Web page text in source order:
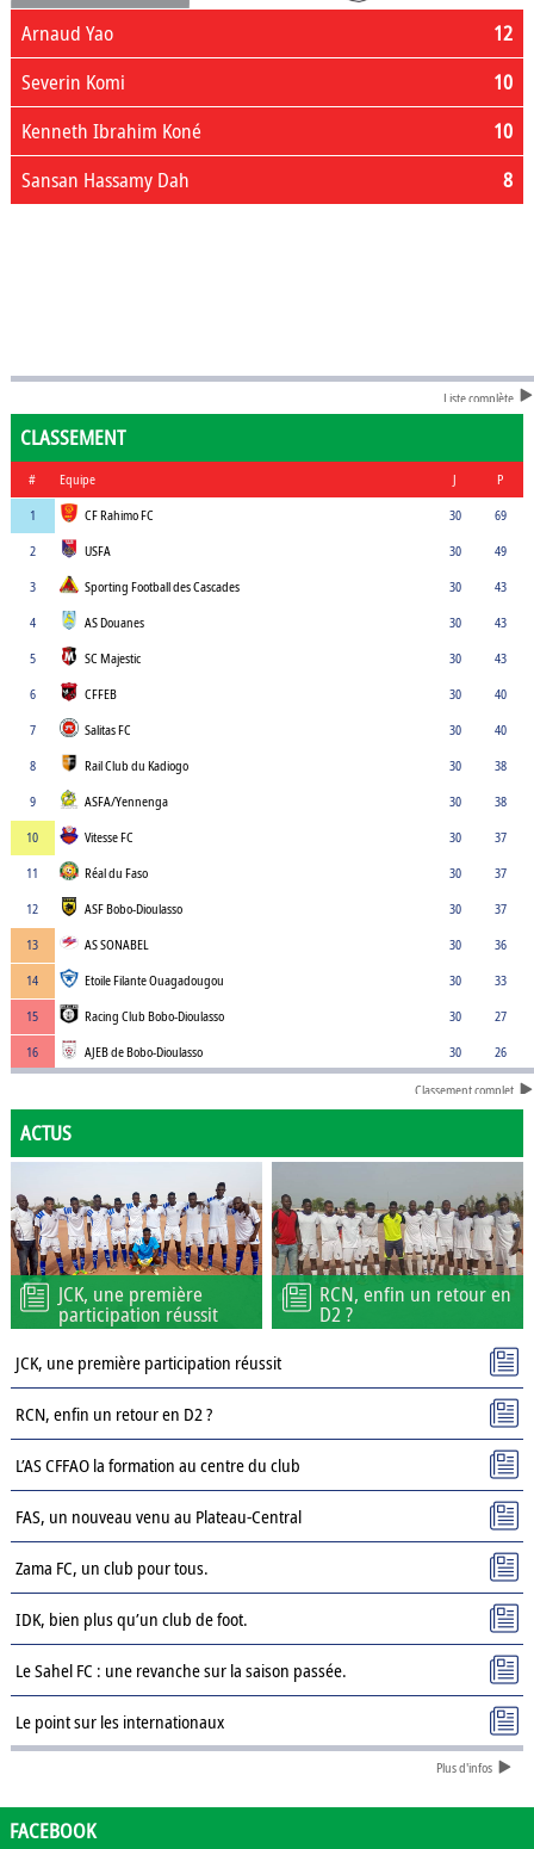
12
Arnaud Yao
10
Severin Komi
10
Kenneth Ibrahim Koné
8
Sansan Hassamy Dah
Liste complète
CLASSEMENT
# Equipe J
P
1
CF Rahimo FC 30
69
2
USFA 30
49
3
Sporting Football des Cascades 30
43
4
AS Douanes 30
43
5
SC Majestic 30
43
6
CFFEB 30
40
7
Salitas FC 30
40
8
Rail Club du Kadiogo 30
38
9
ASFA/Yennenga 30
38
10
Vitesse FC 30
37
11
Réal du Faso 30
37
12
ASF Bobo-Dioulasso 30
37
13
AS SONABEL 30
36
14
Etoile Filante Ouagadougou 30
33
15
Racing Club Bobo-Dioulasso 30
27
16
AJEB de Bobo-Dioulasso 30 26
Classement complet
ACTUS
JCK, une première
participation réussit
RCN, enfin un retour en
D2 ?
JCK, une première participation réussit
RCN, enfin un retour en D2 ?
L’AS CFFAO la formation au centre du club
FAS, un nouveau venu au Plateau-Central
Zama FC, un club pour tous.
IDK, bien plus qu’un club de foot.
Le Sahel FC : une revanche sur la saison passée.
Le point sur les internationaux
Présentation des clubs de D3 : ASPC Tenkodogo
Plus d'infos
FACEBOOK